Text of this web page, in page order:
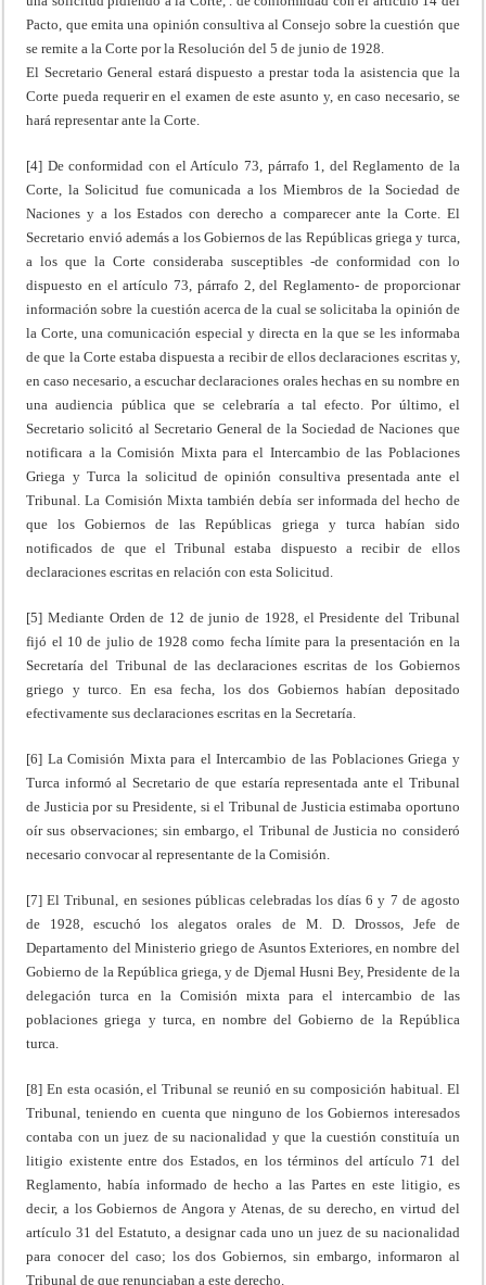
Pacto, que emita una opinión consultiva al Consejo sobre la cuestión que
se remite a la Corte por la Resolución del 5 de junio de 1928.
El Secretario General estará dispuesto a prestar toda la asistencia que la
Corte pueda requerir en el examen de este asunto y, en caso necesario, se
hará representar ante la Corte.
[4] De conformidad con el Artículo 73, párrafo 1, del Reglamento de la
Corte, la Solicitud fue comunicada a los Miembros de la Sociedad de
Naciones y a los Estados con derecho a comparecer ante la Corte. El
Secretario envió además a los Gobiernos de las Repúblicas griega y turca,
a los que la Corte consideraba susceptibles -de conformidad con lo
dispuesto en el artículo 73, párrafo 2, del Reglamento- de proporcionar
información sobre la cuestión acerca de la cual se solicitaba la opinión de
la Corte, una comunicación especial y directa en la que se les informaba
de que la Corte estaba dispuesta a recibir de ellos declaraciones escritas y,
en caso necesario, a escuchar declaraciones orales hechas en su nombre en
una audiencia pública que se celebraría a tal efecto. Por último, el
Secretario solicitó al Secretario General de la Sociedad de Naciones que
notificara a la Comisión Mixta para el Intercambio de las Poblaciones
Griega y Turca la solicitud de opinión consultiva presentada ante el
Tribunal. La Comisión Mixta también debía ser informada del hecho de
que los Gobiernos de las Repúblicas griega y turca habían sido
notificados de que el Tribunal estaba dispuesto a recibir de ellos
declaraciones escritas en relación con esta Solicitud.
[5] Mediante Orden de 12 de junio de 1928, el Presidente del Tribunal
fijó el 10 de julio de 1928 como fecha límite para la presentación en la
Secretaría del Tribunal de las declaraciones escritas de los Gobiernos
griego y turco. En esa fecha, los dos Gobiernos habían depositado
efectivamente sus declaraciones escritas en la Secretaría.
[6] La Comisión Mixta para el Intercambio de las Poblaciones Griega y
Turca informó al Secretario de que estaría representada ante el Tribunal
de Justicia por su Presidente, si el Tribunal de Justicia estimaba oportuno
oír sus observaciones; sin embargo, el Tribunal de Justicia no consideró
necesario convocar al representante de la Comisión.
[7] El Tribunal, en sesiones públicas celebradas los días 6 y 7 de agosto
de 1928, escuchó los alegatos orales de M. D. Drossos, Jefe de
Departamento del Ministerio griego de Asuntos Exteriores, en nombre del
Gobierno de la República griega, y de Djemal Husni Bey, Presidente de la
delegación turca en la Comisión mixta para el intercambio de las
poblaciones griega y turca, en nombre del Gobierno de la República
turca.
[8] En esta ocasión, el Tribunal se reunió en su composición habitual. El
Tribunal, teniendo en cuenta que ninguno de los Gobiernos interesados
contaba con un juez de su nacionalidad y que la cuestión constituía un
litigio existente entre dos Estados, en los términos del artículo 71 del
Reglamento, había informado de hecho a las Partes en este litigio, es
decir, a los Gobiernos de Angora y Atenas, de su derecho, en virtud del
artículo 31 del Estatuto, a designar cada uno un juez de su nacionalidad
para conocer del caso; los dos Gobiernos, sin embargo, informaron al
Tribunal de que renunciaban a este derecho.